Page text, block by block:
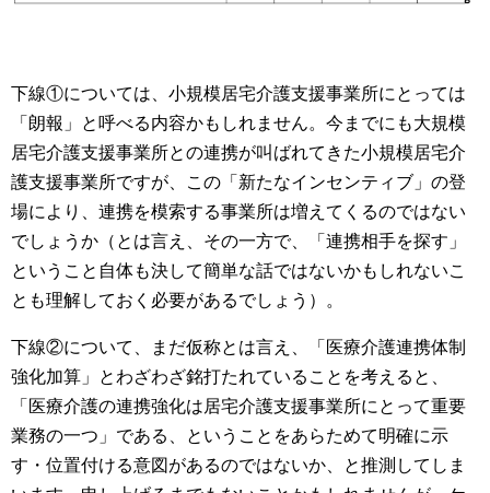
下線①については、小規模居宅介護支援事業所にとっては
「朗報」と呼べる内容かもしれません。今までにも大規模
居宅介護支援事業所との連携が叫ばれてきた小規模居宅介
護支援事業所ですが、この「新たなインセンティブ」の登
場により、連携を模索する事業所は増えてくるのではない
でしょうか（とは言え、その一方で、「連携相手を探す」
ということ自体も決して簡単な話ではないかもしれないこ
とも理解しておく必要があるでしょう）。
下線②について、まだ仮称とは言え、「医療介護連携体制
強化加算」とわざわざ銘打たれていることを考えると、
「医療介護の連携強化は居宅介護支援事業所にとって重要
業務の一つ」である、ということをあらためて明確に示
す・位置付ける意図があるのではないか、と推測してしま